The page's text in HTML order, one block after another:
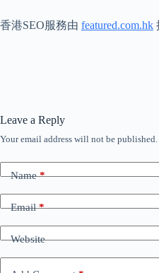
香港SEO服務由 featured.com.hk
Leave a Reply
Your email address will not be published.
Name*
Email*
Website